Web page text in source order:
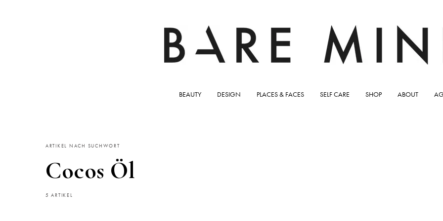
BEAUTY DESIGN PLACES & FACES SELF CARE SHOP ABOUT
ARTIKEL NACH SUCHWORT
Cocos Öl
5 ARTIKEL